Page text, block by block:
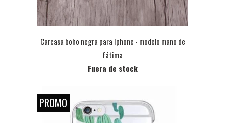
Carcasa boho negra para Iphone - modelo mano de
fátima
Fuera de stock
PROMO